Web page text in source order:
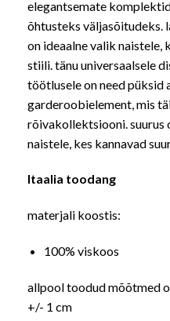
elegantsemate
õhtusteks väljasõitudeks.
on ideaalne valik naistele,
stiili. tänu universaalsele
töötlusele on need püksid
garderoobielement, mis
rõivakollektsiooni. suurus
naistele, kes kannavad
Itaalia toodang
materjali koostis:
100% viskoos
allpool toodud mõõtmed
+/- 1 cm